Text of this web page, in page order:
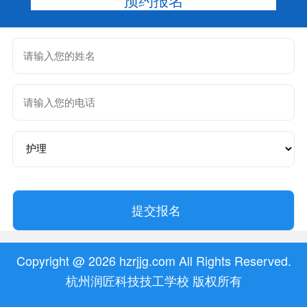
Copyright @ 2026 hzrjjg.com All Rights Reserved.
杭州润匠科技技工学校 版权所有